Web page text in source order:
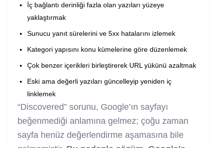
İç bağlantı derinliği fazla olan yazıları yüzeye
yaklaştırmak
Sunucu yanıt sürelerini ve 5xx hatalarını izlemek
Kategori yapısını konu kümelerine göre düzenlemek
Çok benzer içerikleri birleştirerek URL yükünü azaltmak
Eski ama değerli yazıları güncelleyip yeniden iç
linklemek
“Discovered” sorunu, Google’ın sayfayı
beğenmediği anlamına gelmez; çoğu zaman
sayfa henüz değerlendirme aşamasına bile